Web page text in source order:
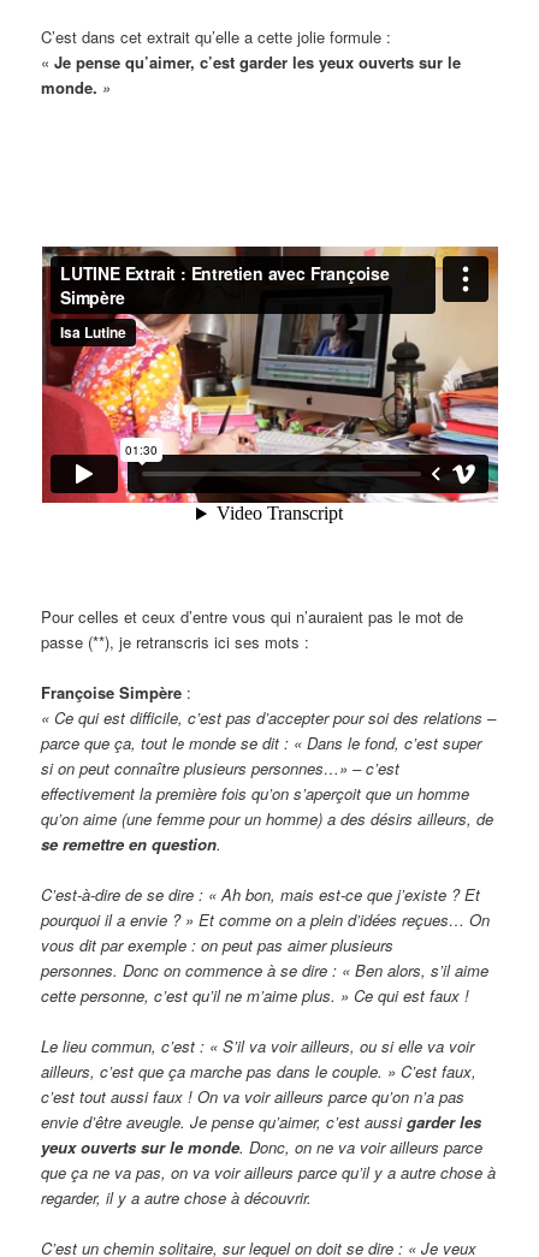
C’est dans cet extrait qu’elle a cette jolie formule :
«Je pense qu’aimer, c’est garder les yeux ouverts sur le
monde. »
Pour celles et ceux d’entre vous qui n’auraient pas le mot de
passe (**), je retranscris ici ses mots :
Françoise Simpère :
« Ce qui est difficile, c’est pas d’accepter pour soi des relations –
parce que ça, tout le monde se dit : « Dans le fond, c’est super
si on peut connaître plusieurs personnes…» – c’est
effectivement la première fois qu’on s’aperçoit que un homme
qu’on aime (une femme pour un homme) a des désirs ailleurs, de
se remettre en question.
C’est-à-dire de se dire : « Ah bon, mais est-ce que j’existe ? Et
pourquoi il a envie ? » Et comme on a plein d’idées reçues… On
vous dit par exemple : on peut pas aimer plusieurs
personnes. Donc on commence à se dire : « Ben alors, s’il aime
cette personne, c’est qu’il ne m’aime plus. » Ce qui est faux !
Le lieu commun, c’est : « S’il va voir ailleurs, ou si elle va voir
ailleurs, c’est que ça marche pas dans le couple. » C’est faux,
c’est tout aussi faux ! On va voir ailleurs parce qu’on n’a pas
envie d’être aveugle. Je pense qu’aimer, c’est aussigarder les
yeux ouverts sur le monde. Donc, on ne va voir ailleurs parce
que ça ne va pas, on va voir ailleurs parce qu’il y a autre chose à
regarder, il y a autre chose à découvrir.
C’est un chemin solitaire, sur lequel on doit se dire : « Je veux